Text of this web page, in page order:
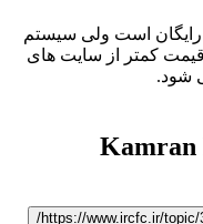
رایگان است ولی سیستم
کمتر از سایت های
شود.
Kamran